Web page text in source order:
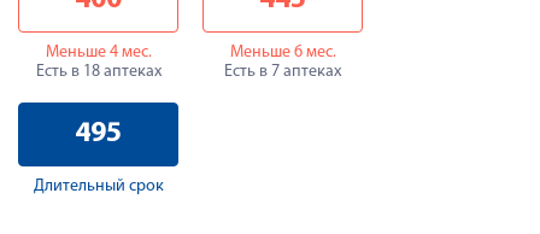
Меньше 4 мес.
Есть в 18 аптеках
Меньше 6 мес.
Есть в 7 аптеках
495
Длительный срок